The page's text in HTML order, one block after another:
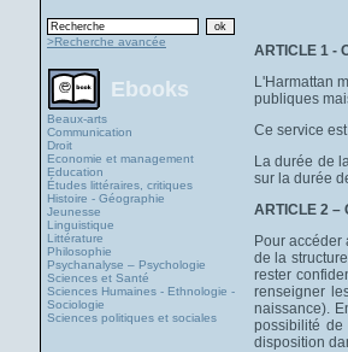
>Recherche avancée
Ebooks
Beaux-arts
Communication
Droit
Economie et management
Education
Études littéraires, critiques
Histoire - Géographie
Jeunesse
Linguistique
Littérature
Philosophie
Psychanalyse – Psychologie
Sciences et Santé
Sciences Humaines - Ethnologie -
Sociologie
Sciences politiques et sociales
ARTICLE 1 -
L'Harmattan
publiques
Ce service
La durée de
sur la durée
ARTICLE 2 –
Pour
de la
rester
renseigner
naissance).
possibilité
disposition